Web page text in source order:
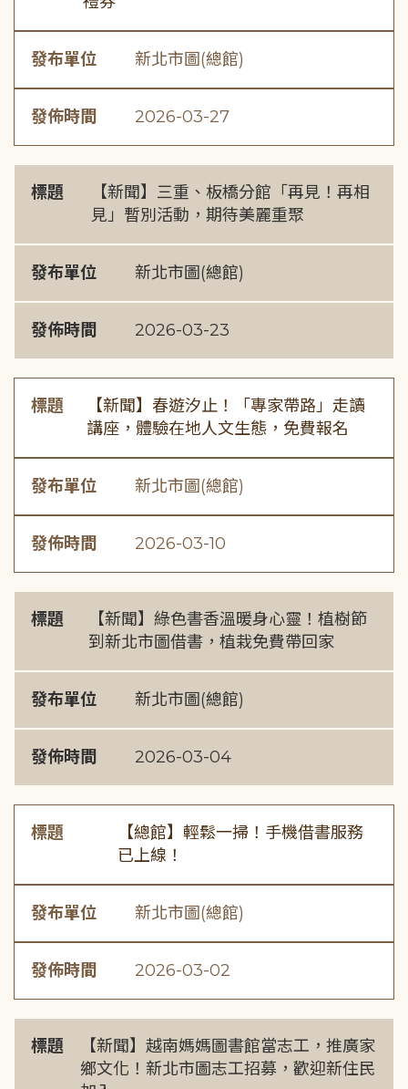
發布單位 新北市圖(總館)
發佈時間 2026-03-27
標題
【新聞】三重、板橋分館「再見！再相
見」暫別活動，期待美麗重聚
發布單位 新北市圖(總館)
發佈時間 2026-03-23
標題
【新聞】春遊汐止！「專家帶路」走讀
講座，體驗在地人文生態，免費報名
發布單位 新北市圖(總館)
發佈時間 2026-03-10
標題
【新聞】綠色書香溫暖身心靈！植樹節
到新北市圖借書，植栽免費帶回家
發布單位 新北市圖(總館)
發佈時間 2026-03-04
標題
【總館】輕鬆一掃！手機借書服務
已上線！
發布單位 新北市圖(總館)
發佈時間 2026-03-02
標題
【新聞】越南媽媽圖書館當志工，推廣家
鄉文化！新北市圖志工招募，歡迎新住民